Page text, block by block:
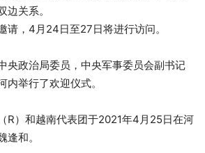
边关系。
请，4月24日至27日将进行访问。
央政治局委员，中央军事委员会副书记
举行了欢迎仪式。
R）和越南代表团于2021年4月25日在河
逢和。